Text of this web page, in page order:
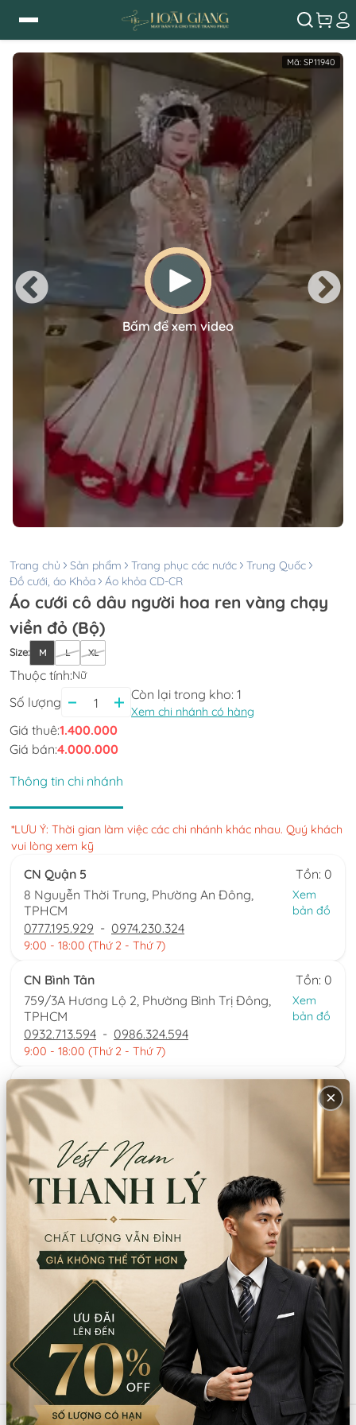
Mã: SP11940
Bấm để xem video
Trang chủ Sản phẩm Trang phục các nước
Trung Quốc
Đồ cưới, áo Khỏa
Áo khỏa CD-CR
Áo cưới cô dâu người hoa ren vàng chạy
viền đỏ (Bộ)
Size: M L XL
Thuộc tính:Nữ
Số lượng
Còn lại trong kho: 1
Xem chi nhánh có hàng
Giá thuê:1.400.000
Giá bán:4.000.000
Thông tin chi nhánh
*LƯU Ý: Thời gian làm việc các chi nhánh khác nhau. Quý khách
vui lòng xem kỹ
CN Quận 5
Tồn: 0
8 Nguyễn Thời Trung, Phường An Đông,
TPHCM
Xem
bản đồ
0777.195.929 - 0974.230.324
9:00 - 18:00 (Thứ 2 - Thứ 7)
CN Bình Tân
Tồn: 0
759/3A Hương Lộ 2, Phường Bình Trị Đông,
TPHCM
Xem
bản đồ
0932.713.594 - 0986.324.594
9:00 - 18:00 (Thứ 2 - Thứ 7)
CN Bình Thạnh
Tồn: 1
58/6 Tân Cảng, Phường Thạnh Mỹ Tây,
TPHCM
bản đồ
086.7474.247 - 086.8644.086
9:00 - 18:00 (Thứ 2 - Chủ nhật)
Thông tin sản phẩm
Chất liệu: Phi mờ/Voan
Xuất xứ:Trung Quốc
Hướng dẫn sử dụng:
Giặt tay
Lưu ý:
Không dùng thuốc tẩy Không giặt bằng nước sôi
Sản phẩm tương tự
×